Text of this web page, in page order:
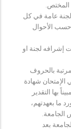
المختص.
لجنة عامة في كل
حسب الأحوال
إشرافه لجنة او
بالحروف
الإمتحان شهادة
بها التقدير
ما بعهدتهم،
الجامعة.
بعد